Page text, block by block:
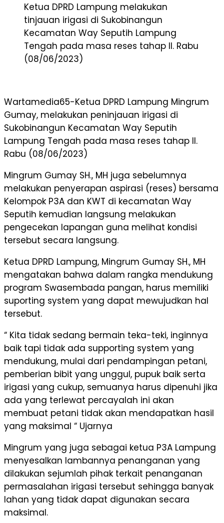
Ketua DPRD Lampung melakukan
tinjauan irigasi di Sukobinangun
Kecamatan Way Seputih Lampung
Tengah pada masa reses tahap II. Rabu
(08/06/2023)
Wartamedia65-Ketua DPRD Lampung Mingrum
Gumay, melakukan peninjauan irigasi di
Sukobinangun Kecamatan Way Seputih
Lampung Tengah pada masa reses tahap II.
Rabu (08/06/2023)
Mingrum Gumay SH., MH juga sebelumnya
melakukan penyerapan aspirasi (reses) bersama
Kelompok P3A dan KWT di kecamatan Way
Seputih kemudian langsung melakukan
pengecekan lapangan guna melihat kondisi
tersebut secara langsung.
Ketua DPRD Lampung, Mingrum Gumay SH., MH
mengatakan bahwa dalam rangka mendukung
program Swasembada pangan, harus memiliki
suporting system yang dapat mewujudkan hal
tersebut.
“ Kita tidak sedang bermain teka-teki, inginnya
baik tapi tidak ada supporting system yang
mendukung, mulai dari pendampingan petani,
pemberian bibit yang unggul, pupuk baik serta
irigasi yang cukup, semuanya harus dipenuhi jika
ada yang terlewat percayalah ini akan
membuat petani tidak akan mendapatkan hasil
yang maksimal “ Ujarnya
Mingrum yang juga sebagai ketua P3A Lampung
menyesalkan lambannya penanganan yang
dilakukan sejumlah pihak terkait penanganan
permasalahan irigasi tersebut sehingga banyak
lahan yang tidak dapat digunakan secara
maksimal.